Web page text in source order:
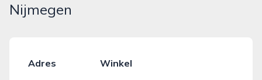
Nijmegen
Adres
Winkel